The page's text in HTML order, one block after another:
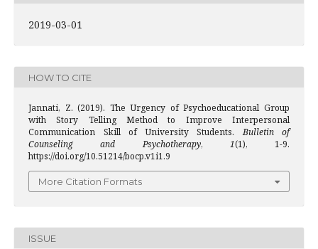
2019-03-01
HOW TO CITE
Jannati, Z. (2019). The Urgency of Psychoeducational Group
with Story Telling Method to Improve Interpersonal
Communication Skill of University Students.Bulletin of
Counseling and Psychotherapy, 1(1), 1-9.
https://doi.org/10.51214/bocp.v1i1.9
More Citation Formats
ISSUE